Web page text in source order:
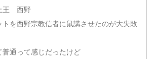
王 西野
を西野宗教信者に鼠講させたのが大失敗
普通って感じだったけど